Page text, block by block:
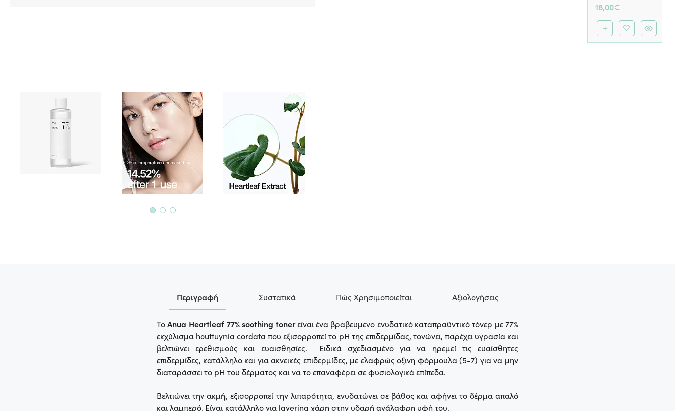
18,00€
Περιγραφή Συστατικά Πώς Χρησιμοποιείται Αξιολογήσεις
ToAnua Heartleaf 77% soothing tonerείναι ένα βραβευμενο ενυδατικό καταπραϋντικό τόνερ με 77%
εκχύλισμα houttuynia cordata που εξισορροπεί το pH της επιδερμίδας, τονώνει, παρέχει υγρασία και
βελτιώνει ερεθισμούς και ευαισθησίες. Ειδικά σχεδιασμένο για να ηρεμεί τις ευαίσθητες
επιδερμίδες, κατάλληλο και για ακνεικές επιδερμίδες, με ελαφρώς οξινη φόρμουλα (5-7) για να μην
διαταράσσει το pH του δέρματος και να το επαναφέρει σε φυσιολογικά επίπεδα.
Βελτιώνει την ακμή, εξισορροπεί την λιπαρότητα, ενυδατώνει σε βάθος και αφήνει το δέρμα απαλό
και λαμπερό. Είναι κατάλληλο για layering χάρη στην υδαρή ανάλαφρη υφή του.